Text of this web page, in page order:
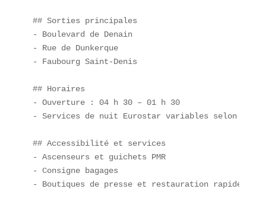
## Sorties principales
- Boulevard de Denain
- Rue de Dunkerque
- Faubourg Saint-Denis
## Horaires
- Ouverture : 04 h 30 – 01 h 30
- Services de nuit Eurostar variables selon
## Accessibilité et services
- Ascenseurs et guichets PMR
- Consigne bagages
- Boutiques de presse et restauration rapide